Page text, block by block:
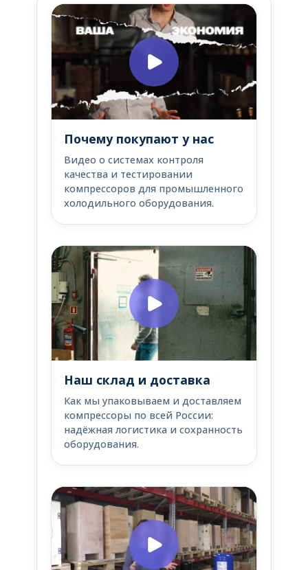
Почему покупают у нас
Видео о системах контроля
качества и тестировании
компрессоров для промышленного
холодильного оборудования.
Наш склад и доставка
Как мы упаковываем и доставляем
компрессоры по всей России:
надёжная логистика и сохранность
оборудования.